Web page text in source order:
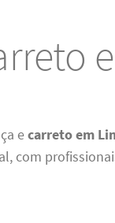
ecarreto em
com